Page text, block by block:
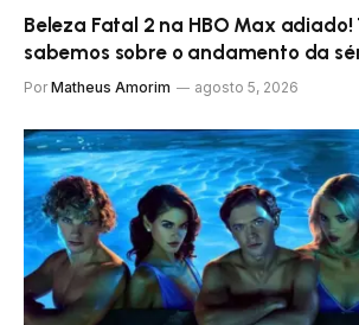
Beleza Fatal 2 na HBO Max adiado!
sabemos sobre o andamento da
Por Matheus Amorim agosto 5, 2026